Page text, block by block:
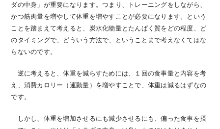
ダの中身」が重要になります。つまり、トレーニングをしながら、
かつ筋肉量を増やして体重を増やすことが必要になります。という
ことを踏まえて考えると、炭水化物量とたんぱく質をどの程度、ど
のタイミングで、どういう方法で、ということまで考えなくてはな
らないのです。
逆に考えると、体重を減らすためには、１回の食事量と内容を考
え、消費カロリー（運動量）を増やすことで、体重は減るはずなの
です。
しかし、体重を増加させるにも減少させるにも、偏った食事を摂